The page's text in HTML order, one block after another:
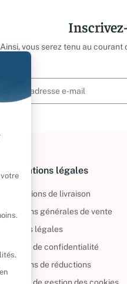
Ainsi, vous serez tenu au
Informations légales
Informations de livraison
Conditions générales de vente
Mentions légales
Politique de confidentialité
Conditions de réductions